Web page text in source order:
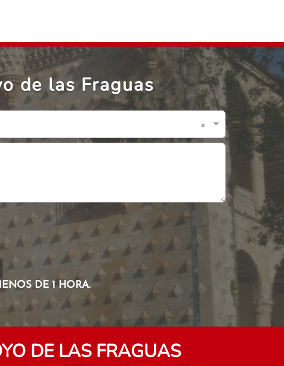
de las Fraguas
×
DE 1 HORA.
DE LAS FRAGUAS